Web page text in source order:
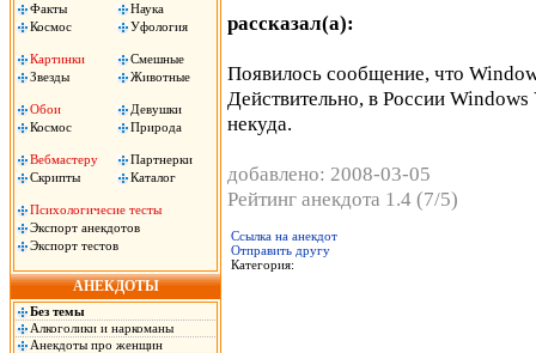
Факты
Наука
Космос
Уфология
Картинки
Смешные
Звезды
Животные
Обои
Девушки
Космос
Природа
Вебмастеру
Партнерки
Скрипты
Каталог
Психологичесие тесты
Экспорт анекдотов
Экспорт тестов
АНЕКДОТЫ
Без темы
Алкоголики и наркоманы
Анекдоты про женщин
рассказал(а):
Появилось сообщение, что
Действительно, в России
некуда.
добавлено: 2008-03-05
Рейтинг анекдота 1.4 (7/5)
Ссылка на анекдот
Отправить другу
Категория: